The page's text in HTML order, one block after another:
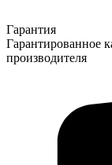
Гарантия
Гарантированное
производителя